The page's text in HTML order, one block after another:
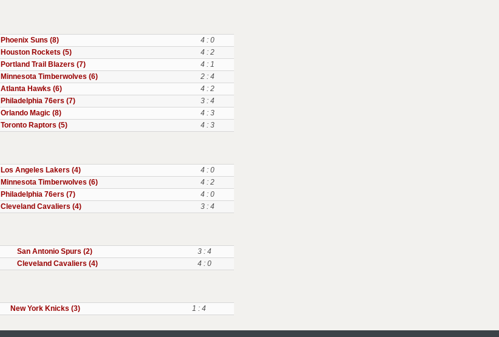
Phoenix Suns (8)
4 : 0
Houston Rockets (5)
4 : 2
Portland Trail Blazers (7)
4 : 1
Minnesota Timberwolves (6)
2 : 4
Atlanta Hawks (6)
4 : 2
Philadelphia 76ers (7)
3 : 4
Orlando Magic (8)
4 : 3
Toronto Raptors (5) 4 : 3
Los Angeles Lakers (4)
4 : 0
Minnesota Timberwolves (6)
4 : 2
Philadelphia 76ers (7)
4 : 0
Cleveland Cavaliers (4) 3 : 4
San Antonio Spurs (2)
3 : 4
Cleveland Cavaliers (4) 4 : 0
New York Knicks (3) 1 : 4